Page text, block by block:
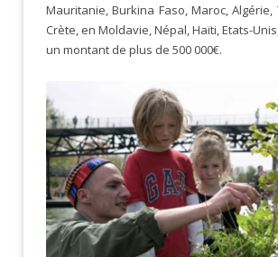
Mauritanie, Burkina Faso, Maroc, Algérie,
Crète, en Moldavie, Népal, Haïti, Etats-
un montant de plus de 500 000€.